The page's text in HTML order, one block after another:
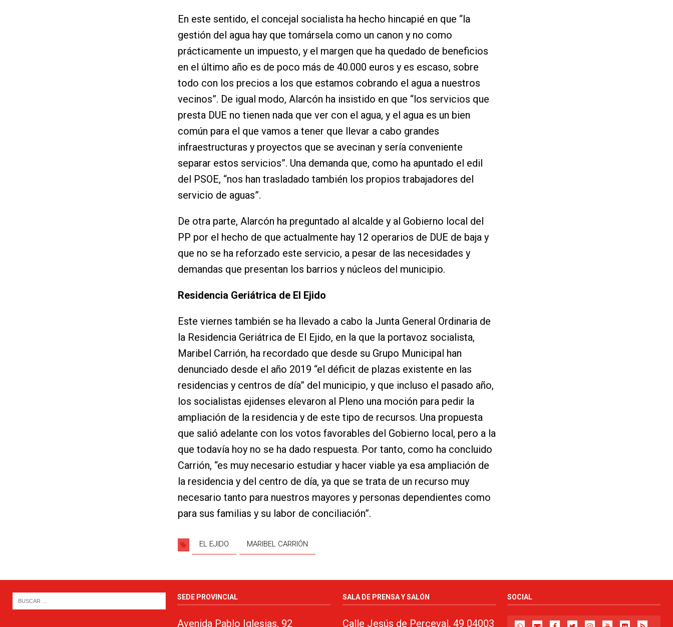
En este sentido, el concejal socialista ha hecho hincapié en que “la
gestión del agua hay que tomársela como un canon y no como
prácticamente un impuesto, y el margen que ha quedado de beneficios
en el último año es de poco más de 40.000 euros y es escaso, sobre
todo con los precios a los que estamos cobrando el agua a nuestros
vecinos”. De igual modo, Alarcón ha insistido en que “los servicios que
presta DUE no tienen nada que ver con el agua, y el agua es un bien
común para el que vamos a tener que llevar a cabo grandes
infraestructuras y proyectos que se avecinan y sería conveniente
separar estos servicios”. Una demanda que, como ha apuntado el edil
del PSOE, “nos han trasladado también los propios trabajadores del
servicio de aguas”.
De otra parte, Alarcón ha preguntado al alcalde y al Gobierno local del
PP por el hecho de que actualmente hay 12 operarios de DUE de baja y
que no se ha reforzado este servicio, a pesar de las necesidades y
demandas que presentan los barrios y núcleos del municipio.
Residencia Geriátrica de El Ejido
Este viernes también se ha llevado a cabo la Junta General Ordinaria de
la Residencia Geriátrica de El Ejido, en la que la portavoz socialista,
Maribel Carrión, ha recordado que desde su Grupo Municipal han
denunciado desde el año 2019 “el déficit de plazas existente en las
residencias y centros de día” del municipio, y que incluso el pasado año,
los socialistas ejidenses elevaron al Pleno una moción para pedir la
ampliación de la residencia y de este tipo de recursos. Una propuesta
que salió adelante con los votos favorables del Gobierno local, pero a la
que todavía hoy no se ha dado respuesta. Por tanto, como ha concluido
Carrión, “es muy necesario estudiar y hacer viable ya esa ampliación de
la residencia y del centro de día, ya que se trata de un recurso muy
necesario tanto para nuestros mayores y personas dependientes como
para sus familias y su labor de conciliación”.
EL EJIDO MARIBEL CARRIÓN
SEDE PROVINCIAL
Avenida Pablo Iglesias, 92
SALA DE PRENSA Y SALÓN
Calle Jesús de Perceval, 49 04003
SOCIAL